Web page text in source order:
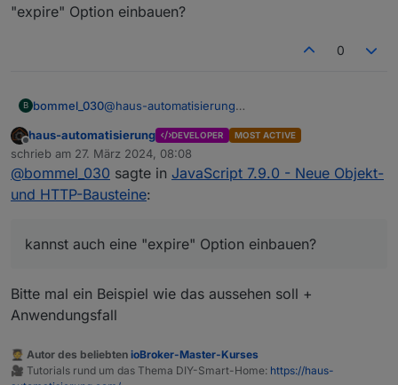
Geht natürlich auch mit dem "onFile"-
Trigger, um auf geänderte Dateien zu
reagieren:
"expire" Option einbauen?
0
B bommel_030@haus-automatisierung
"expire" Option einbauen?
Offline
haus-automatisierung DEVELOPER MOST ACTIVE
schrieb am 27. März 2024, 08:08
zuletzt editiert von
@bommel_030 sagte in JavaScript 7.9.0 - Neue Objekt-
und HTTP-Bausteine:
kannst auch eine "expire" Option einbauen?
Bitte mal ein Beispiel wie das aussehen soll +
Anwendungsfall
🧑‍🎓 Autor des beliebten ioBroker-Master-Kurses
🎥 Tutorials rund um das Thema DIY-Smart-Home: https://haus-